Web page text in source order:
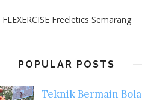
FLEXERCISE Freeletics Semarang
POPULAR POSTS
Teknik Bermain Bola